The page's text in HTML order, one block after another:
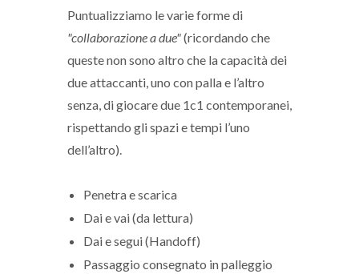
Puntualizziamo le varie forme di
"collaborazione a due"(ricordando che
queste non sono altro che la capacità dei
due attaccanti, uno con palla e l’altro
senza, di giocare due 1c1 contemporanei,
rispettando gli spazi e tempi l’uno
dell’altro).
Penetra e scarica
Dai e vai (da lettura)
Dai e segui (Handoff)
Passaggio consegnato in palleggio